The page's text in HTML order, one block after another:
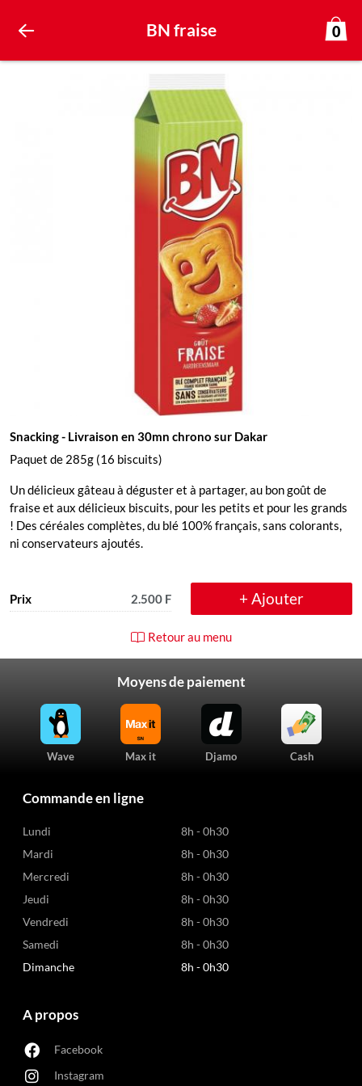
BN fraise 0
Snacking- Livraison en 30mn chrono sur Dakar
Paquet de 285g (16 biscuits)
Un délicieux gâteau à déguster et à partager, au bon goût de
fraise et aux délicieux biscuits, pour les petits et pour les grands
! Des céréales complètes, du blé 100% français, sans colorants,
ni conservateurs ajoutés.
Prix 2.500 F + Ajouter
Retour au menu
Moyens de paiement
Wave Max it Djamo Cash
Commande en ligne
Lundi
8h - 0h30
Mardi
8h - 0h30
Mercredi
8h - 0h30
Jeudi
8h - 0h30
Vendredi
8h - 0h30
Samedi
8h - 0h30
Dimanche
8h - 0h30
A propos
Facebook
Instagram